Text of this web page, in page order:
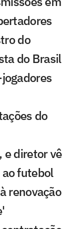
do
do Brasil
do
e diretor vê
futebol
renovação